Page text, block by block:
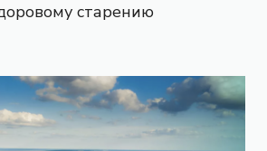
старению